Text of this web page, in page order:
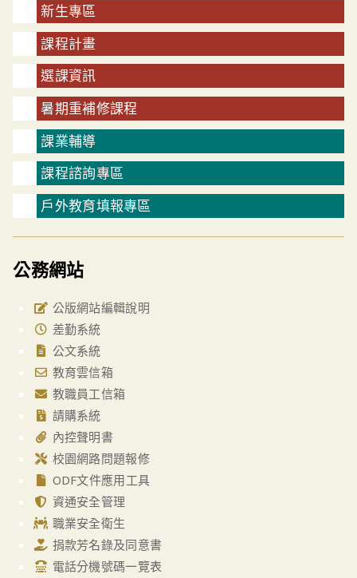
新生專區
課程計畫
選課資訊
暑期重補修課程
課業輔導
課程諮詢專區
戶外教育填報專區
公務網站
公版網站編輯說明
差勤系統
公文系統
教育雲信箱
教職員工信箱
請購系統
內控聲明書
校園網路問題報修
ODF文件應用工具
資通安全管理
職業安全衛生
捐款芳名錄及同意書
電話分機號碼一覽表